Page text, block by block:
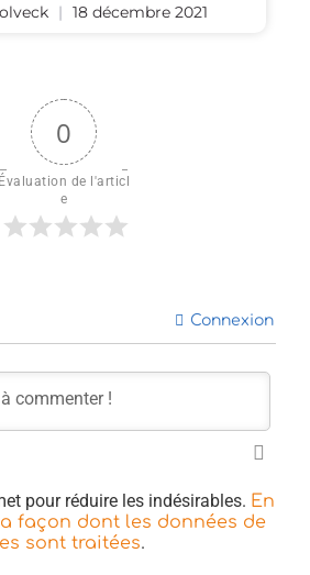
18 décembre 2021
0
Évaluation de l'articl
e
Connexion
pour réduire les indésirables. En
façon dont les données de
sont traitées.